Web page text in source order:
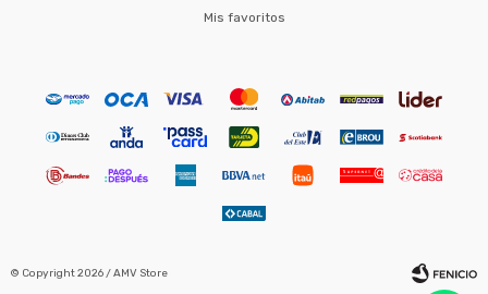
Mis favoritos
© Copyright 2026 / AMV Store